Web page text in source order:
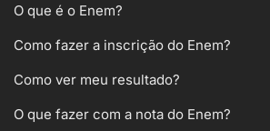
O que é o Enem?
Como fazer a inscrição do Enem?
Como ver meu resultado?
O que fazer com a nota do Enem?